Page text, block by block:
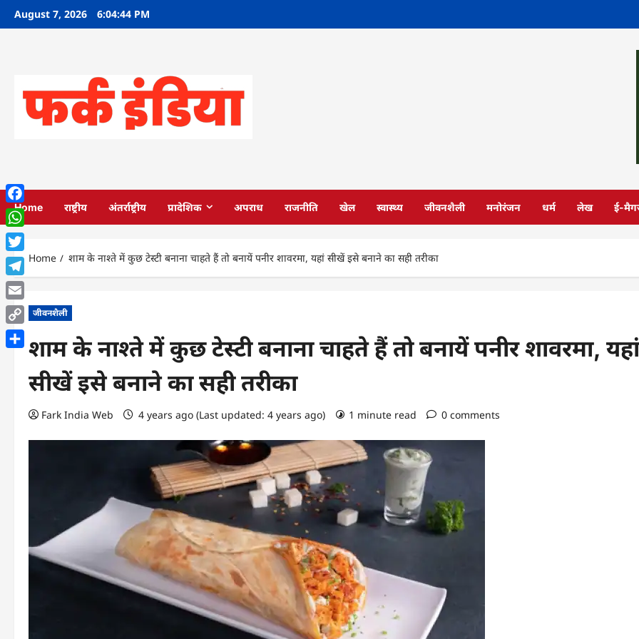
SkipAugust 7, 2026 6:04:45 PM
Home राष्ट्रीय अंतर्राष्ट्रीय प्रादेशिक अपराध राजनीति खेल स्वास्थ्य जीवनशैली मनोरंजन धर्म लेख ई-
Home शाम के नाश्ते में कुछ टेस्टी बनाना चाहते हैं तो बनायें पनीर शावरमा, यहां सीखें इसे बनाने का सही तरीका
जीवनशैली
शाम के नाश्ते में कुछ टेस्टी बनाना चाहते हैं तो बनायें पनीर शावरमा, यहां
सीखें इसे बनाने का सही तरीका
Fark India Web 4 years ago (Last updated: 4 years ago) 1 minute read 0 comments
Facebook
WhatsApp
Twitter
Telegram
Email
Copy
Link
Share